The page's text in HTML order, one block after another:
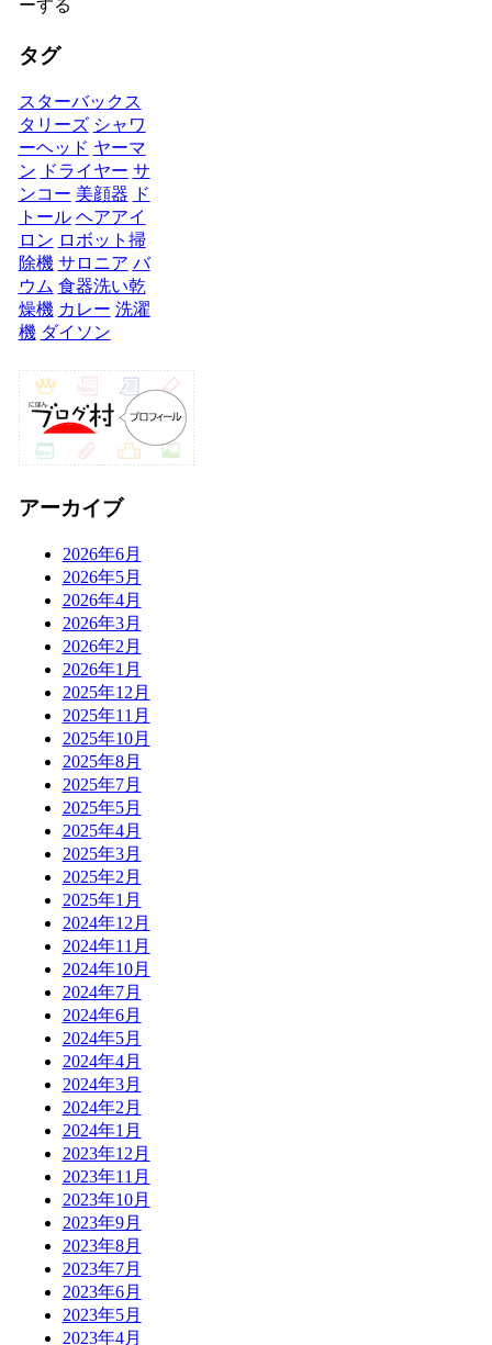
ーする
タグ
スターバックス
タリーズ シャワ
ーヘッド ヤーマ
ン ドライヤー サ
ンコー 美顔器 ド
トール ヘアアイ
ロン ロボット掃
除機 サロニア バ
ウム 食器洗い乾
燥機 カレー 洗濯
機 ダイソン
アーカイブ
2026年6月
2026年5月
2026年4月
2026年3月
2026年2月
2026年1月
2025年12月
2025年11月
2025年10月
2025年8月
2025年7月
2025年5月
2025年4月
2025年3月
2025年2月
2025年1月
2024年12月
2024年11月
2024年10月
2024年7月
2024年6月
2024年5月
2024年4月
2024年3月
2024年2月
2024年1月
2023年12月
2023年11月
2023年10月
2023年9月
2023年8月
2023年7月
2023年6月
2023年5月
2023年4月